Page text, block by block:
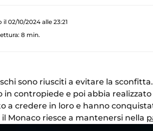
02/10/2024 alle 23:21
8 min.
sono riusciti a evitare la
in contropiede e poi abbia
a credere in loro e hanno
Monaco riesce a mantenersi nella